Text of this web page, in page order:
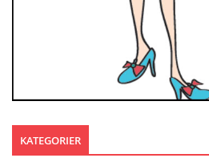
KATEGORIER